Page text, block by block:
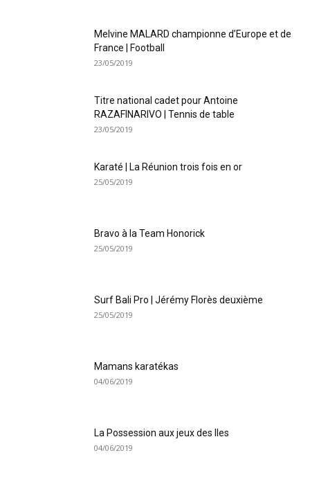
Melvine MALARD championne d’Europe et de
France | Football
23/05/2019
Titre national cadet pour Antoine
RAZAFINARIVO | Tennis de table
23/05/2019
Karaté | La Réunion trois fois en or
25/05/2019
Bravo à la Team Honorick
25/05/2019
Surf Bali Pro | Jérémy Florès deuxième
25/05/2019
Mamans karatékas
04/06/2019
La Possession aux jeux des Iles
04/06/2019